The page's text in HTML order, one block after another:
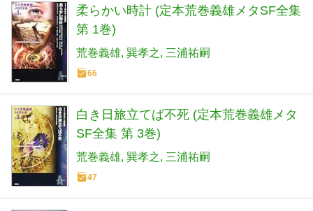
柔らかい時計 (定本荒巻義雄メタSF全集
第 1巻)
荒巻義雄 巽孝之 三浦祐嗣
66
白き日旅立てば不死 (定本荒巻義雄メタ
SF全集 第 3巻)
荒巻義雄 巽孝之 三浦祐嗣
47